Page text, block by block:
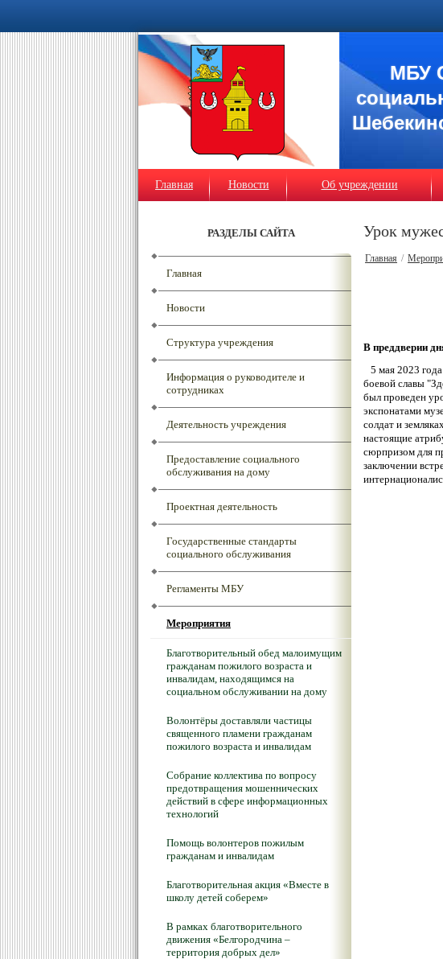
МБУ
Главная Новости Об учреждении
РАЗДЕЛЫ САЙТА
Главная
Новости
Структура учреждения
Информация о руководителе и
сотрудниках
Деятельность учреждения
Предоставление социального
обслуживания на дому
Проектная деятельность
Государственные стандарты
социального обслуживания
Регламенты МБУ
Мероприятия
Благотворительный обед малоимущим
гражданам пожилого возраста и
инвалидам, находящимся на
социальном обслуживании на дому
Волонтёры доставляли частицы
священного пламени гражданам
пожилого возраста и инвалидам
Собрание коллектива по вопросу
предотвращения мошеннических
действий в сфере информационных
технологий
Помощь волонтеров пожилым
гражданам и инвалидам
Благотворительная акция «Вместе в
школу детей соберем»
В рамках благотворительного
движения «Белгородчина –
территория добрых дел»
Урок
Главная /
В преддверии
5 мая 2023
боевой славы
был проведен
экспонатами
солдат и
настоящие
сюрпризом для
заключении